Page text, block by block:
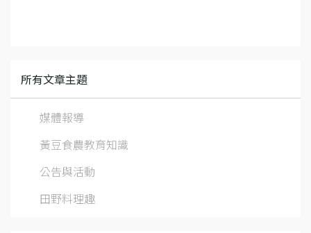
所有文章主題
媒體報導
黃豆食農教育知識
公告與活動
田野料理趣